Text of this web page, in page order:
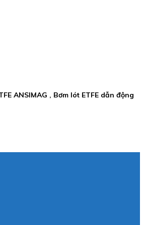
ANSIMAG , Bơm lót ETFE dẫn động